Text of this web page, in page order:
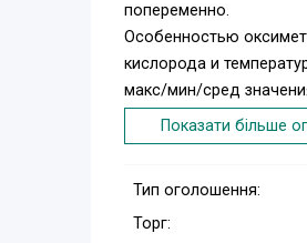
попеременно.
Особенностью
кислорода и
макс/мин/сред
подключения
включается в набор)
данные с оксиметра
Показати більше
Тип оголошення:
Торг: